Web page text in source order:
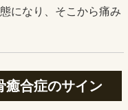
になり、そこから痛み
癒合症のサイン